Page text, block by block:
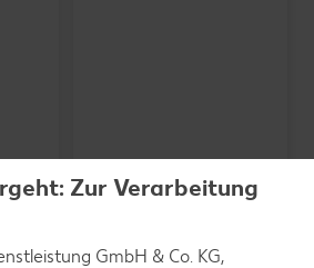
Zur Verarbeitung
GmbH & Co. KG,